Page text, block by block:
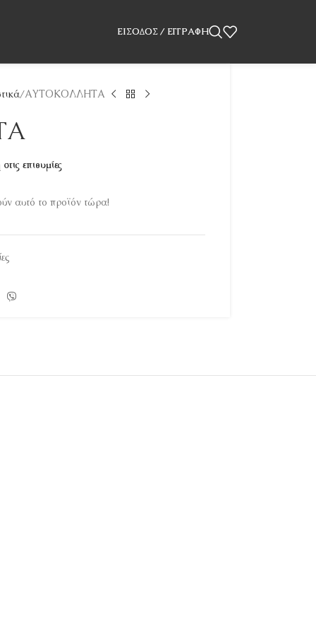
ΕΊΣΟΔΟΣ / ΕΓΓΡΑΦΉ
ΑΥΤΟΚΟΛΛΗΤΑ
επιθυμίες
αυτό το προϊόν τώρα!